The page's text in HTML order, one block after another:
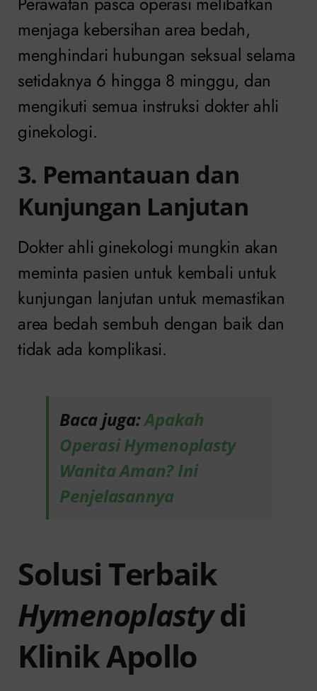
menjaga kebersihan area bedah,
menghindari hubungan seksual selama
setidaknya 6 hingga 8 minggu, dan
mengikuti semua instruksi dokter ahli
ginekologi.
3. Pemantauan dan
Kunjungan Lanjutan
Dokter ahli ginekologi mungkin akan
meminta pasien untuk kembali untuk
kunjungan lanjutan untuk memastikan
area bedah sembuh dengan baik dan
tidak ada komplikasi.
Baca juga:Apakah
Operasi Hymenoplasty
Wanita Aman? Ini
Penjelasannya
Solusi Terbaik
Hymenoplastydi
Klinik Apollo